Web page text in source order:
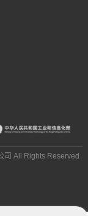
司 All Rights Reserved